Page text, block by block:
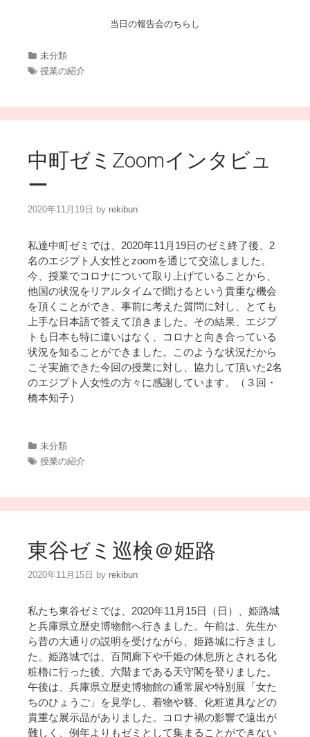
当日の報告会のちらし
カ
テ
ー
未分類
タ
授業の紹介
中町ゼミZoomインタビュ
ー
2020年11月19日 by rekibun
私達中町ゼミでは、2020年11月19日のゼミ終了後、2
名のエジプト人女性とzoomを通じて交流しました。
今、授業でコロナについて取り上げていることから、
他国の状況をリアルタイムで聞けるという貴重な機会
を頂くことができ、事前に考えた質問に対し、とても
上手な日本語で答えて頂きました。その結果、エジプ
トも日本も特に違いはなく、コロナと向き合っている
状況を知ることができました。このような状況だから
こそ実施できた今回の授業に対し、協力して頂いた2名
のエジプト人女性の方々に感謝しています。（３回・
橋本知子）
カ
テ
ー
未分類
タ
授業の紹介
東谷ゼミ巡検＠姫路
2020年11月15日 by rekibun
私たち東谷ゼミでは、2020年11月15日（日）、姫路城
と兵庫県立歴史博物館へ行きました。午前は、先生か
ら昔の大通りの説明を受けながら、姫路城に行きまし
た。姫路城では、百間廊下や千姫の休息所とされる化
粧櫓に行った後、六階まである天守閣を登りました。
午後は、兵庫県立歴史博物館の通常展や特別展「女た
ちのひょうご」を見学し、着物や簪、化粧道具などの
貴重な展示品がありました。コロナ禍の影響で遠出が
難しく、例年よりもゼミとして集まることができない